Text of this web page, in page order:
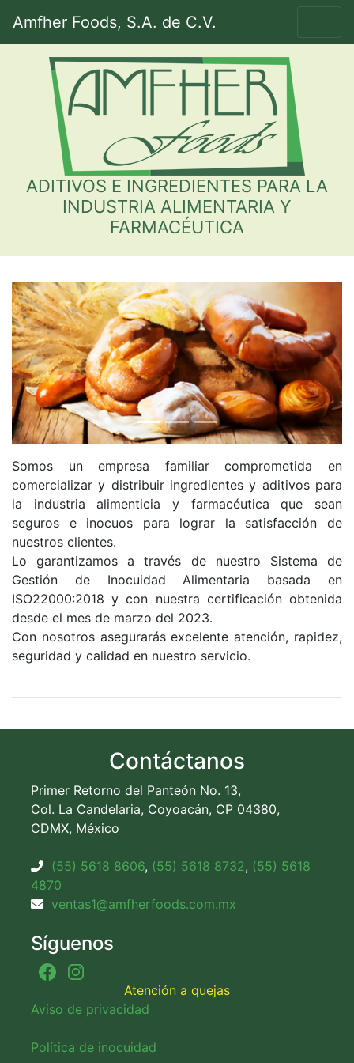
Amfher Foods, S.A. de C.V.
ADITIVOS E INGREDIENTES PARA LA
INDUSTRIA ALIMENTARIA Y
FARMACÉUTICA
Anterior
Somos un empresa familiar comprometida en
comercializar y distribuir ingredientes y aditivos para
la industria alimenticia y farmacéutica que sean
seguros e inocuos para lograr la satisfacción de
nuestros clientes.
Lo garantizamos a través de nuestro Sistema de
Gestión de Inocuidad Alimentaria basada en
ISO22000:2018 y con nuestra certificación obtenida
desde el mes de marzo del 2023.
Con nosotros asegurarás excelente atención, rapidez,
seguridad y calidad en nuestro servicio.
Contáctanos
Primer Retorno del Panteón No. 13,
Col. La Candelaria, Coyoacán, CP 04380,
CDMX, México
(55) 5618 8606, (55) 5618 8732, (55) 5618
4870
ventas1@amfherfoods.com.mx
Síguenos
Atención a quejas
Aviso de privacidad
Política de inocuidad